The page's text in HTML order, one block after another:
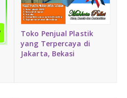
Toko Penjual Plastik
yang Terpercaya di
Jakarta, Bekasi